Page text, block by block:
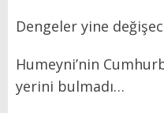
Dengeler yine
Humeyni’nin
yerini bulmadı…